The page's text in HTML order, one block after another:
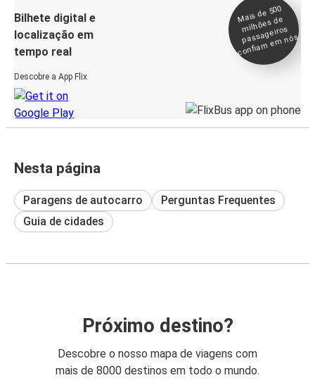
Bilhete digital e
localização em
tempo real
Descobre a App Flix
Mais de 500
milhões de
passageiros
confia
m e
m nós
Nesta página
Paragens de autocarro
Perguntas Frequentes
Guia de cidades
Próximo destino?
Descobre o nosso mapa de viagens com
mais de 8000 destinos em todo o mundo.